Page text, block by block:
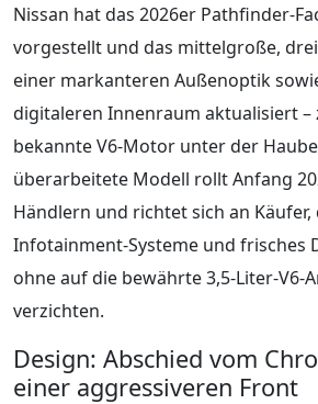
Nissan hat das 2026er Pathfinder-
vorgestellt und das mittelgroße,
einer markanteren Außenoptik
digitaleren Innenraum aktualisiert –
bekannte V6-Motor unter der
überarbeitete Modell rollt Anfang
Händlern und richtet sich an
Infotainment-Systeme und frisches
ohne auf die bewährte 3,5-Liter-V6-
verzichten.
Design: Abschied vom
einer aggressiveren Front